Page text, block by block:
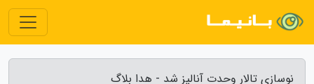
نوسازی تالار وحدت آنالیز شد - هدا بلاگ